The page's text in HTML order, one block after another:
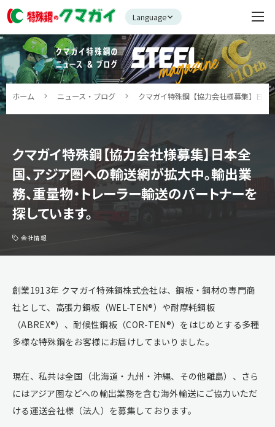
Language
ホーム ニュース・ブログ クマガイ特殊鋼【協力会社様募集】日
クマガイ特殊鋼【協力会社様募集】日本全
国、アジア圏への輸送網が拡大中。輸出業
務、重量物・トレーラー輸送のパートナーを
探しています。
会社情報
創業1913年 クマガイ特殊鋼株式会社は、鋼板・鋼材の専門商
社として、高張力鋼板（WEL-TEN®）や耐摩耗鋼板
（ABREX®）、耐候性鋼板（COR-TEN®）をはじめとする多種
多様な特殊鋼をお客様にお届けしてまいりました。
現在、私共は全国（北海道・九州・沖縄、その他離島）、さら
にはアジア圏などへの輸出業務を含む海外輸送にご協力いただ
ける運送会社様（法人）を募集しております。